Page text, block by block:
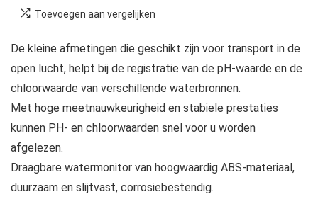
Toevoegen aan vergelijken
De kleine afmetingen die geschikt zijn voor transport in de
open lucht, helpt bij de registratie van de pH-waarde en de
chloorwaarde van verschillende waterbronnen.
Met hoge meetnauwkeurigheid en stabiele prestaties
kunnen PH- en chloorwaarden snel voor u worden
afgelezen.
Draagbare watermonitor van hoogwaardig ABS-materiaal,
duurzaam en slijtvast, corrosiebestendig.